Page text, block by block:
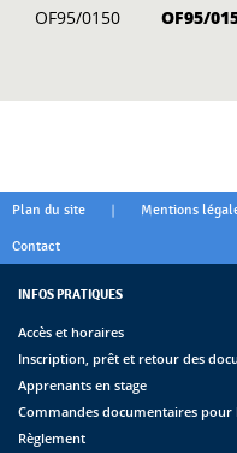
OF95/0150
OF95/
Plan du site | Mentions
Contact
INFOS PRATIQUES
Accès et horaires
Inscription, prêt et retour des
Apprenants en stage
Commandes documentaires pour
Règlement